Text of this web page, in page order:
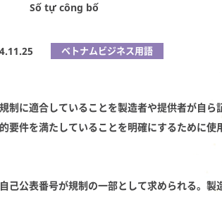
Số tự công bố
ベトナムビジネス用語
制に適合していることを製造者や提供者が自ら
要件を満たしていることを明確にするために使
己公表番号が規制の一部として求められる。製